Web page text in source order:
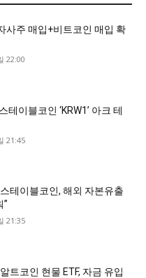
사주 매입+비트코인 매입 확
22:00
테이블코인 ‘KRW1’ 아크 테
21:45
테이블코인, 해외 자본유출
”
21:35
트코인 현물 ETF, 자금 유입